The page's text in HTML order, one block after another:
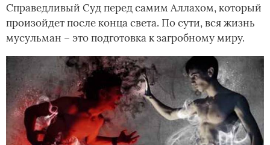
Справедливый Суд перед самим Аллахом, который
произойдет после конца света. По сути, вся жизнь
мусульман – это подготовка к загробному миру.